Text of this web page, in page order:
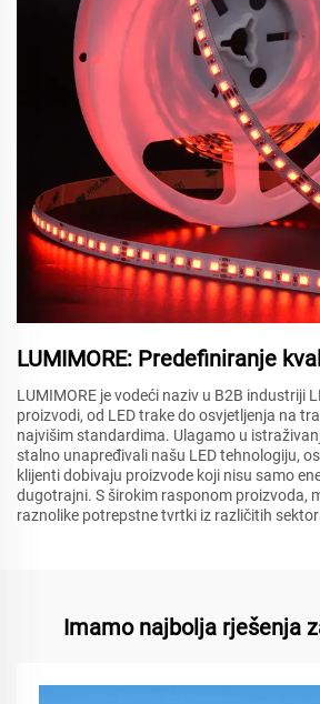
LUMIMORE: Predefiniranje
LUMIMORE je vodeći naziv u B2B industriji
proizvodi, od LED trake do osvjetljenja na
najvišim standardima. Ulagamo u
stalno unapređivali našu LED tehnologiju,
klijenti dobivaju proizvode koji nisu samo
dugotrajni. S širokim rasponom proizvoda,
raznolike potrepstne tvrtki iz različitih
Imamo najbolja rješenja